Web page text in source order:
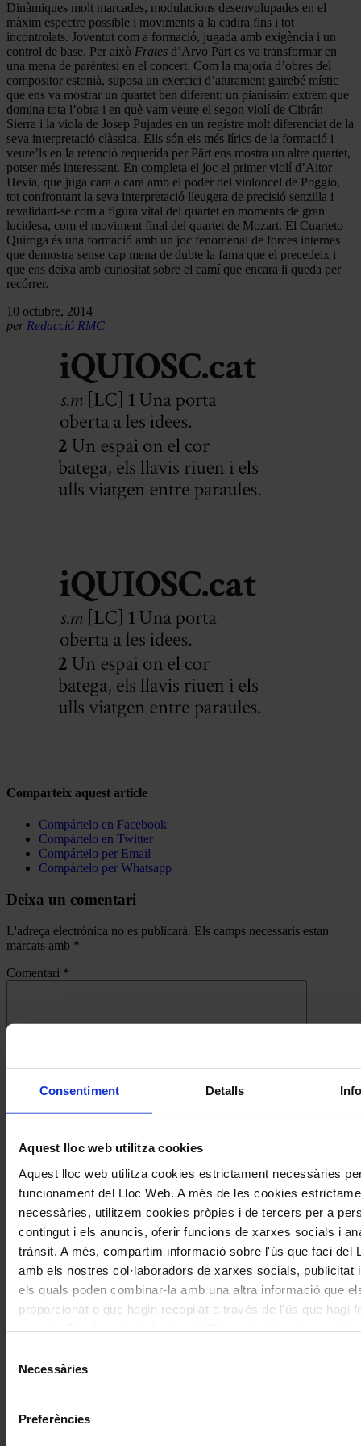
Consentiment Detalls
Aquest lloc web utilitza cookies
Aquest lloc web utilitza cookies estrictament necessàries
funcionament del Lloc Web. A més de les cookies
necessàries, utilitzem cookies pròpies i de tercers per a
contingut i els anuncis, oferir funcions de xarxes socials i
trànsit. A més, compartim informació sobre l'ús que faci del
amb els nostres col·laboradors de xarxes socials, publicitat
els quals poden combinar-la amb una altra informació que
proporcionat o que hagin recopilat a través de l'ús que hagi
"Permetre la selecció". Si vol més informació visiti la nostra
Necessàries
Preferències
Dinàmiques molt marcades, modulacions desenvolupades en el
màxim espectre possible i moviments a la cadira fins i tot
incontrolats. Joventut com a formació, jugada amb exigència i un
control de base. Per això Frates d’Arvo Pärt es va transformar en
una mena de parèntesi en el concert. Com la majoria d’obres del
compositor estonià, suposa un exercici d’aturament gairebé místic
que ens va mostrar un quartet ben diferent: un pianíssim extrem que
domina tota l’obra i en què vam veure el segon violí de Cibrán
Sierra i la viola de Josep Pujades en un registre molt diferenciat de la
seva interpretació clàssica. Ells són els més lírics de la formació i
veure’ls en la retenció requerida per Pärt ens mostra un altre quartet,
potser més interessant. En completa el joc el primer violí d’Aitor
Hevia, que juga cara a cara amb el poder del violoncel de Poggio,
tot confrontant la seva interpretació lleugera de precisió senzilla i
revalidant-se com a figura vital del quartet en moments de gran
lucidesa, com el moviment final del quartet de Mozart. El Cuarteto
Quiroga és una formació amb un joc fenomenal de forces internes
que demostra sense cap mena de dubte la fama que el precedeix i
que ens deixa amb curiositat sobre el camí que encara li queda per
recórrer.
10 octubre, 2014
per Redacció RMC
Comparteix aquest article
Compártelo en Facebook
Compártelo en Twitter
Compártelo per Email
Compártelo per Whatsapp
Deixa un comentari
L'adreça electrònica no es publicarà. Els camps necessaris estan
marcats amb *
Comentari *
Navegar
per
les
articles
de
Actualitat
També et pot interessar